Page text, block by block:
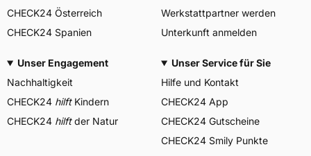
CHECK24 Österreich
CHECK24 Spanien
Werkstattpartner werden
Unterkunft anmelden
Unser Engagement
Nachhaltigkeit
CHECK24 hilftKindern
CHECK24 hilftder Natur
Unser Service für Sie
Hilfe und Kontakt
CHECK24 App
CHECK24 Gutscheine
CHECK24 Smily Punkte